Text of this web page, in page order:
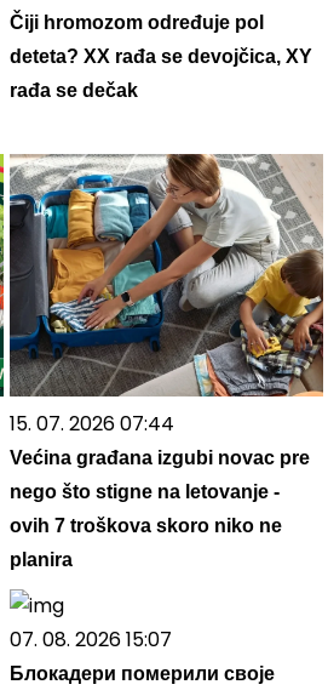
Čiji hromozom određuje pol
deteta? XX rađa se devojčica, XY
rađa se dečak
15. 07. 2026 07:44
Većina građana izgubi novac pre
nego što stigne na letovanje -
ovih 7 troškova skoro niko ne
planira
07. 08. 2026 15:07
Блокадери померили своје